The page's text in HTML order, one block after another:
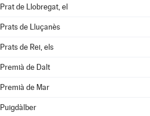
Prat de Llobregat, el
Prats de Lluçanès
Prats de Rei, els
Premià de Dalt
Premià de Mar
Puigdàlber